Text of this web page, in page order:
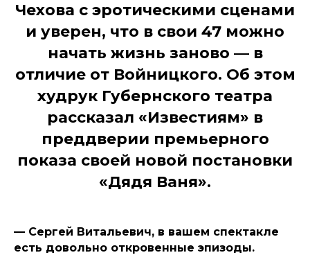
Чехова с эротическими сценами
и уверен, что в свои 47 можно
начать жизнь заново — в
отличие от Войницкого. Об этом
худрук Губернского театра
рассказал «Известиям» в
преддверии премьерного
показа своей новой постановки
«Дядя Ваня».
— Сергей Витальевич, в вашем спектакле
есть довольно откровенные эпизоды.